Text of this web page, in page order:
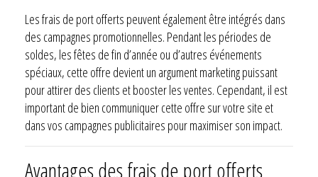
Les frais de port offerts peuvent également être intégrés dans
des campagnes promotionnelles. Pendant les périodes de
soldes, les fêtes de fin d’année ou d’autres événements
spéciaux, cette offre devient un argument marketing puissant
pour attirer des clients et booster les ventes. Cependant, il est
important de bien communiquer cette offre sur votre site et
dans vos campagnes publicitaires pour maximiser son impact.
Avantages des frais de port offerts